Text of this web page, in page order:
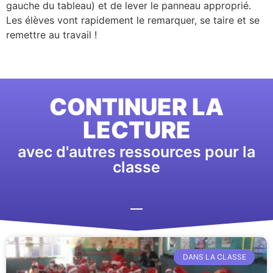
gauche du tableau) et de lever le panneau approprié.
Les élèves vont rapidement le remarquer, se taire et se
remettre au travail !
CONTINUER LA
LECTURE
avec d'autres ressources pour la
classe
DANS LA CLASSE